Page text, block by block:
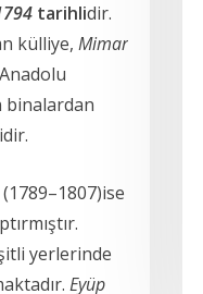
tarihlidir.
külliye, Mimar
binalardan
yerlerinde
Eyüp